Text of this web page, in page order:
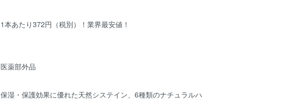
1本あたり372円（税別）！業界最安値！
医薬部外品
保湿・保護効果に優れた天然システイン、6種類のナチュラルハ